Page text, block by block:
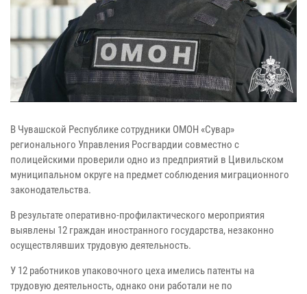
В Чувашской Республике сотрудники ОМОН «Сувар»
регионального Управления Росгвардии совместно с
полицейскими проверили одно из предприятий в Цивильском
муниципальном округе на предмет соблюдения миграционного
законодательства.
В результате оперативно-профилактического мероприятия
выявлены 12 граждан иностранного государства, незаконно
осуществлявших трудовую деятельность.
У 12 работников упаковочного цеха имелись патенты на
трудовую деятельность, однако они работали не по